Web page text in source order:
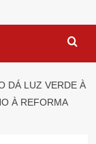
DÁ LUZ VERDE À
À REFORMA